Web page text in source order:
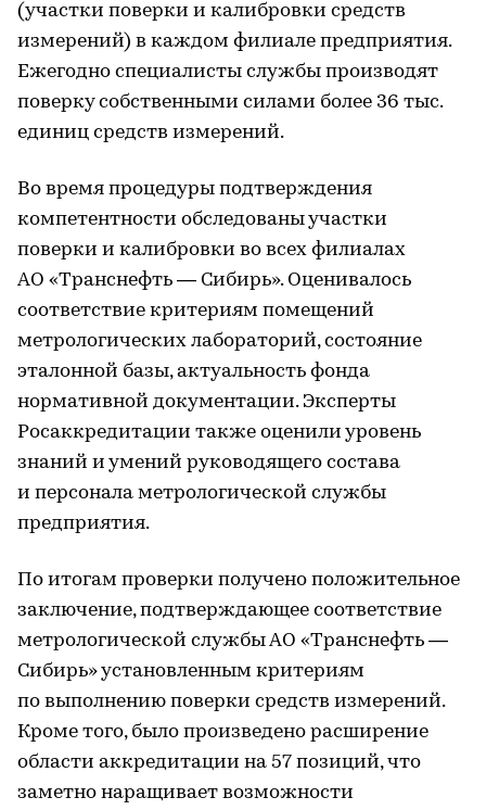
(участки поверки и калибровки средств
измерений) в каждом филиале предприятия.
Ежегодно специалисты службы производят
поверку собственными силами более 36 тыс.
единиц средств измерений.
Во время процедуры подтверждения
компетентности обследованы участки
поверки и калибровки во всех филиалах
АО «Транснефть — Сибирь». Оценивалось
соответствие критериям помещений
метрологических лабораторий, состояние
эталонной базы, актуальность фонда
нормативной документации. Эксперты
Росаккредитации также оценили уровень
знаний и умений руководящего состава
и персонала метрологической службы
предприятия.
По итогам проверки получено положительное
заключение, подтверждающее соответствие
метрологической службы АО «Транснефть —
Сибирь» установленным критериям
по выполнению поверки средств измерений.
Кроме того, было произведено расширение
области аккредитации на 57 позиций, что
заметно наращивает возможности